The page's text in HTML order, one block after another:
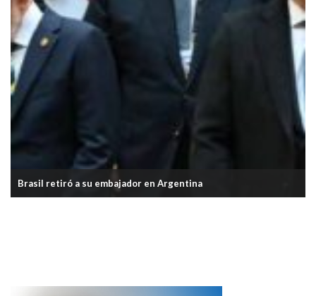
Brasil retiró a su embajador en Argentina